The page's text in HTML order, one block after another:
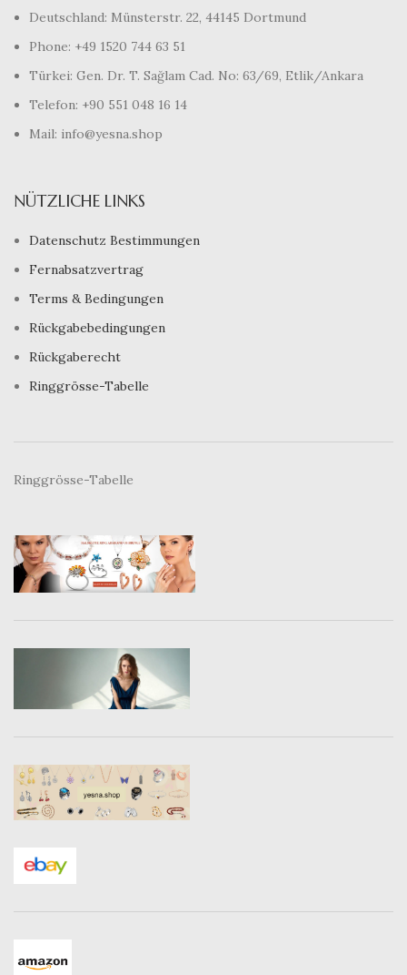
Deutschland: Münsterstr. 22, 44145 Dortmund
Phone: +49 1520 744 63 51
Türkei: Gen. Dr. T. Sağlam Cad. No: 63/69, Etlik/Ankara
Telefon: +90 551 048 16 14
Mail: info@yesna.shop
NÜTZLICHE LINKS
Datenschutz Bestimmungen
Fernabsatzvertrag
Terms & Bedingungen
Rückgabebedingungen
Rückgaberecht
Ringgrösse-Tabelle
Ringgrösse-Tabelle